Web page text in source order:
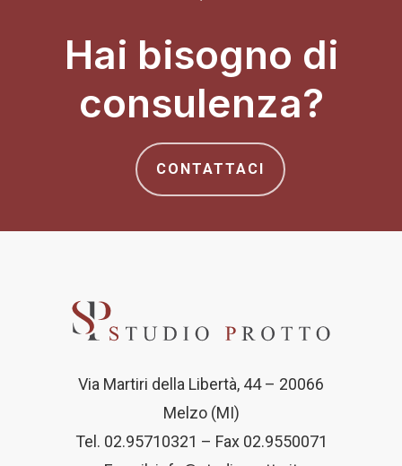
Hai bisogno di
consulenza?
CONTATTACI
Via Martiri della Libertà, 44 – 20066
Melzo (MI)
Tel. 02.95710321 – Fax 02.9550071